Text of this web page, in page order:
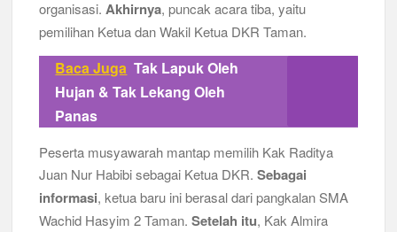
organisasi. Akhirnya, puncak acara tiba, yaitu
pemilihan Ketua dan Wakil Ketua DKR Taman.
Baca Juga Tak Lapuk Oleh
Hujan & Tak Lekang Oleh
Panas
Peserta musyawarah mantap memilih Kak Raditya
Juan Nur Habibi sebagai Ketua DKR.Sebagai
informasi, ketua baru ini berasal dari pangkalan SMA
Wachid Hasyim 2 Taman.Setelah itu, Kak Almira